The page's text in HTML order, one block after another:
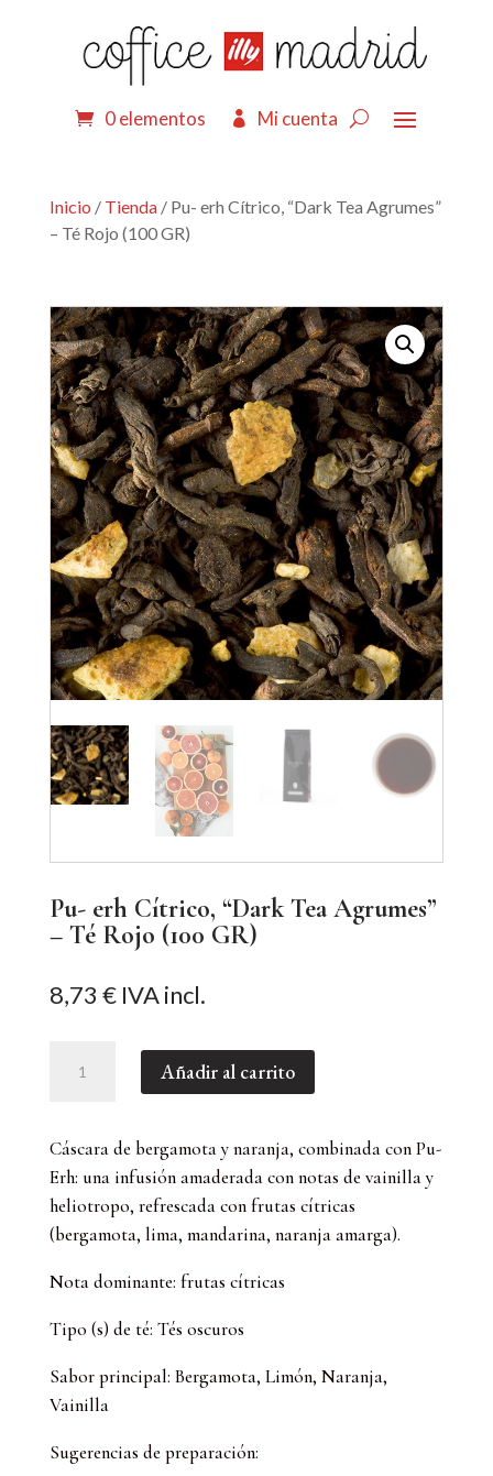
0 elementos Mi cuenta
Inicio / Tienda/ Pu- erh Cítrico, “Dark Tea Agrumes”
– Té Rojo (100 GR)
Pu- erh Cítrico, “Dark Tea Agrumes”
– Té Rojo (100 GR)
8,73 € IVA incl.
Tea
Agrumes"
-
Té
(100
GR)
cantidad
Añadir al carrito
Cáscara de bergamota y naranja, combinada con Pu-
Erh: una infusión amaderada con notas de vainilla y
heliotropo, refrescada con frutas cítricas
(bergamota, lima, mandarina, naranja amarga).
Nota dominante: frutas cítricas
Tipo (s) de té: Tés oscuros
Sabor principal: Bergamota, Limón, Naranja,
Vainilla
Sugerencias de preparación: